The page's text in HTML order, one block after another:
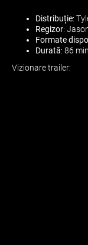
Distribuție:
Regizor:
Formate
Durată: 86
Vizionare trailer: